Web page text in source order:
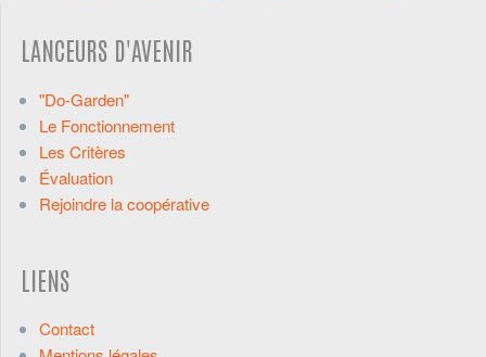
LANCEURS D'AVENIR
"Do-Garden"
Le Fonctionnement
Les Critères
Évaluation
Rejoindre la coopérative
LIENS
Contact